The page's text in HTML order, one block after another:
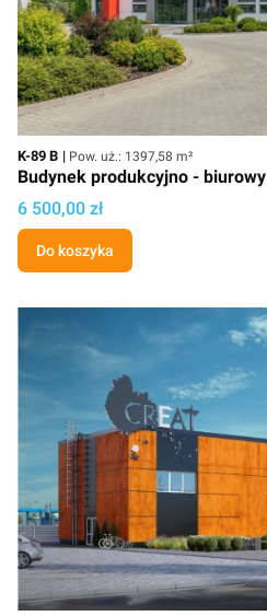
Kod
K-89 B Powierzchnia użytkowa
Pow. uż.: 1397,58 m²
Budynek produkcyjno - biurowy
Cena projektu
6 500,00 zł
Do koszyka